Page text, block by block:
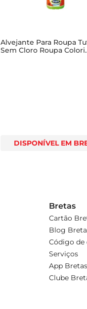
Alvejante Para Roupa
Sem Cloro Roupa
DISPONÍVEL EM
Bretas
Cartão
Blog
Código de
Serviços
App Bretas
Clube